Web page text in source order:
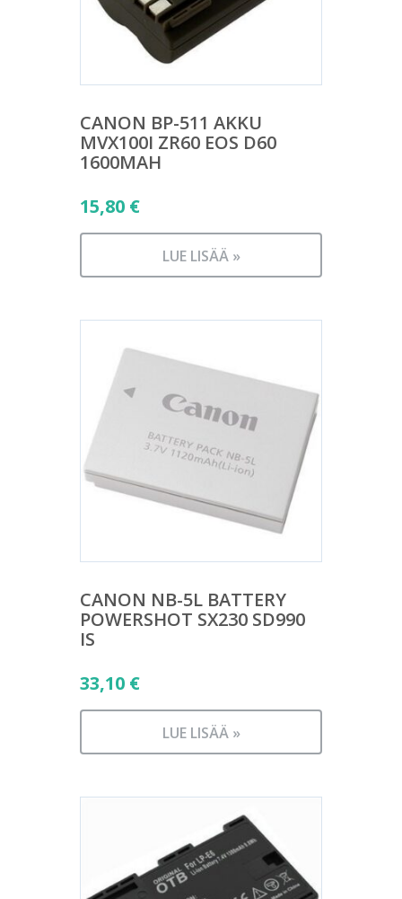
CANON BP-511 AKKU
MVX100I ZR60 EOS D60
1600MAH
15,80 €
LUE LISÄÄ »
CANON NB-5L BATTERY
POWERSHOT SX230 SD990
IS
33,10 €
LUE LISÄÄ »